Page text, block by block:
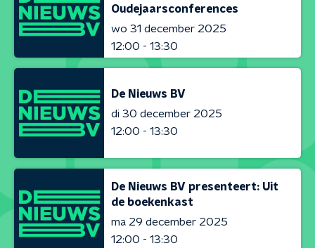
Oudejaarsconferences
wo 31 december 2025
12:00 - 13:30
De Nieuws BV
di 30 december 2025
12:00 - 13:30
De Nieuws BV presenteert: Uit
de boekenkast
ma 29 december 2025
12:00 - 13:30